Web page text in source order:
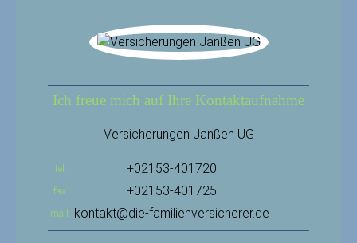
Ich freue mich auf Ihre Kontaktaufnahme
Versicherungen Janßen UG
tel +02153-401720
fax +02153-401725
mail kontakt@die-familienversicherer.de